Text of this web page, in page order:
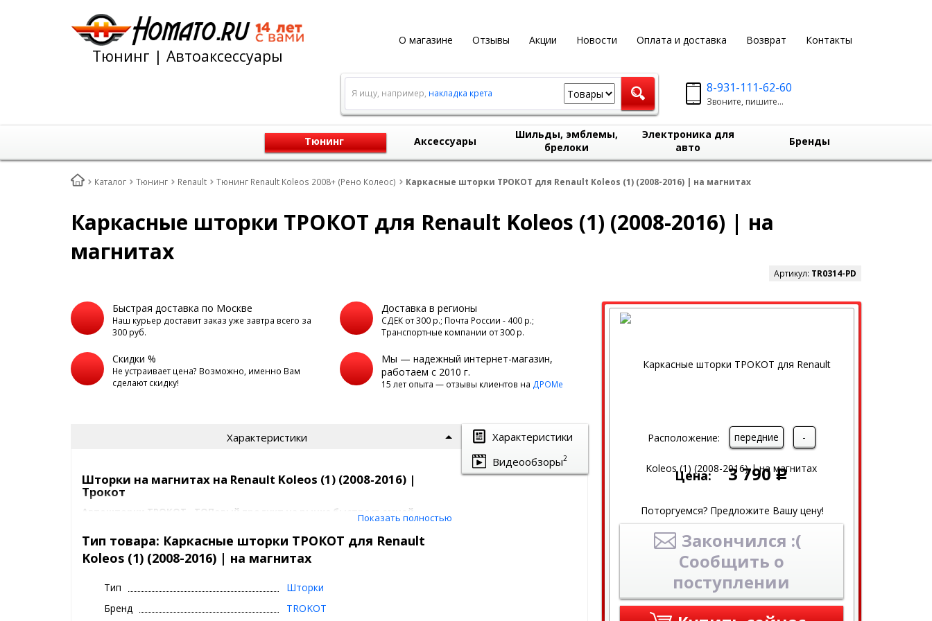
О магазине Отзывы Акции Новости Оплата и доставка Возврат Контакты
Тюнинг | Автоаксессуары
8-931-111-62-60
Звоните, пишите...
Я ищу, например, накладка крета
Тюнинг Аксессуары
Шильды, эмблемы,
брелоки
Электроника для
авто
Бренды
Каталог Тюнинг Renault Тюнинг Renault Koleos 2008+ (Рено Колеос) Каркасные шторки ТРОКОТ для Renault Koleos (1) (2008-2016) | на магнитах
Каркасные шторки ТРОКОТ для Renault Koleos (1) (2008-2016) | на
магнитах
Артикул: TR0314-PD
Расположение: передние -
Цена: 3 790 Р
Поторгуемся? Предложите Вашу цену!
Закончился :(
Сообщить о
поступлении
Быстрая доставка по Москве
Наш курьер доставит заказ уже завтра всего за
300 руб.
Доставка в регионы
СДЕК от 300 р.; Почта России - 400 р.;
Транспортные компании от 300 р.
Скидки %
Не устраивает цена? Возможно, именно Вам
сделают скидку!
Мы — надежный интернет-магазин,
работаем с 2010 г.
15 лет опыта — отзывы клиентов на ДРОМе
Характеристики
Видеообзоры2
Характеристики
Шторки на магнитах на Renault Koleos (1) (2008-2016) |
Трокот
Автошторки ТРОКОТ - ТОПовый продукт на рынке быстросъемной
Их советуют известные автоблогеры, такие как Academeg, Лиса Рулит и полно
положительных отзывов в интернете.
За что мы любим ТРОКОТ шторки для Renault Koleos
(1) (2008-2016) ?
Показать полностью
Тип товара: Каркасные шторки ТРОКОТ для Renault
Koleos (1) (2008-2016) | на магнитах
Тип
Шторки
Бренд
TROKOT